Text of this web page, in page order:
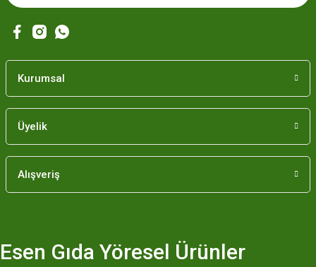
Bu ürüne benzer farklı alternatifler olmalı.
Kurumsal
Üyelik
Alışveriş
Esen Gıda Yöresel Ürünler